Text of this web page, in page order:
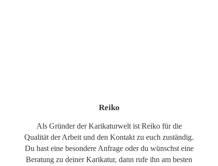
Reiko
Als Gründer der Karikaturwelt ist Reiko für die
Qualität der Arbeit und den Kontakt zu euch zuständig.
Du hast eine besondere Anfrage oder du wünschst eine
Beratung zu deiner Karikatur, dann rufe ihn am besten